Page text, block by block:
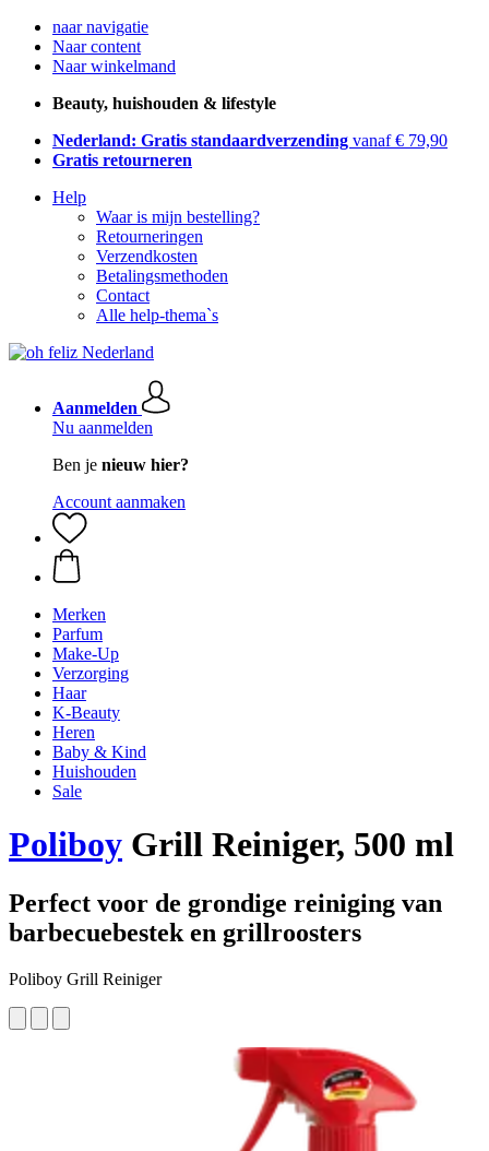
naar navigatie
Naar content
Naar winkelmand
Beauty, huishouden & lifestyle
Nederland: Gratis standaardverzending vanaf € 79,90
Gratis retourneren
Help
Waar is mijn bestelling?
Retourneringen
Verzendkosten
Betalingsmethoden
Contact
Alle help-thema`s
Aanmelden
Nu aanmelden
Ben je nieuw hier?
Account aanmaken
Merken
Parfum
Make-Up
Verzorging
Haar
K-Beauty
Heren
Baby & Kind
Huishouden
Sale
Poliboy Grill Reiniger, 500 ml
Perfect voor de grondige reiniging van
barbecuebestek en grillroosters
Poliboy Grill Reiniger